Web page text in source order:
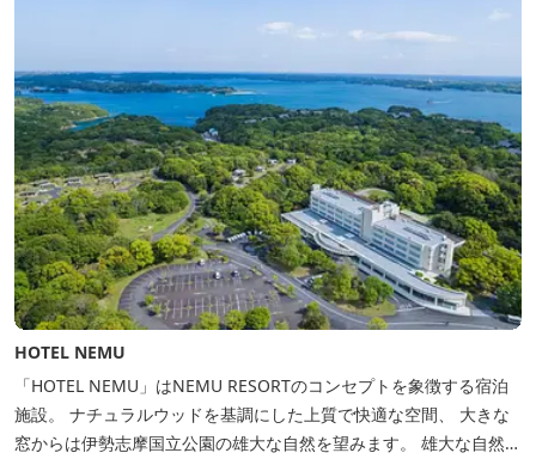
HOTEL NEMU
「HOTEL NEMU」はNEMU RESORTのコンセプトを象徴する宿泊
施設。 ナチュラルウッドを基調にした上質で快適な空間、 大きな
窓からは伊勢志摩国立公園の雄大な自然を望みます。 雄大な自然を